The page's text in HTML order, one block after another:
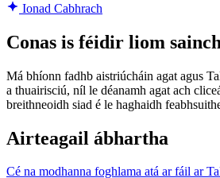
Ionad Cabhrach
Conas is féidir liom
Má bhíonn fadhb aistriúcháin agat agus
a thuairisciú, níl le déanamh agat ach
breithneoidh siad é le haghaidh
Airteagail ábhartha
Cé na modhanna foghlama atá ar fáil ar